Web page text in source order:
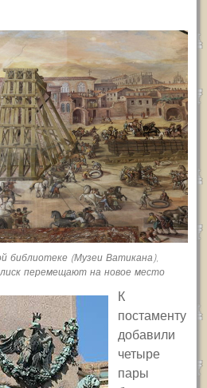
библиотеке (Музеи Ватикана),
перемещают на новое место
К
постаменту
добавили
четыре
пары